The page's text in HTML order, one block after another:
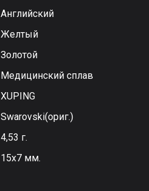
Английский
Желтый
Золотой
Медицинский сплав
XUPING
Swarovski(ориг.)
4,53 г.
15х7 мм.